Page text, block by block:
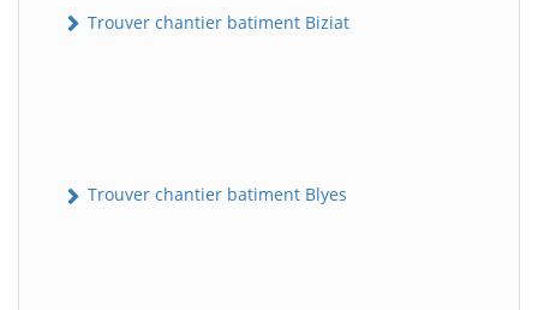
Trouver chantier batiment Biziat
Trouver chantier batiment Blyes